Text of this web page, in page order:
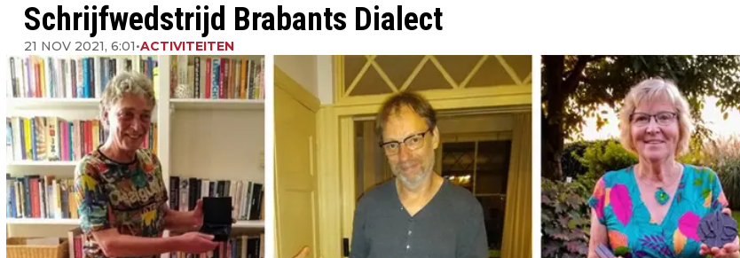
Schrijfwedstrijd Brabants Dialect
21 NOV 2021, 6:01•ACTIVITEITEN